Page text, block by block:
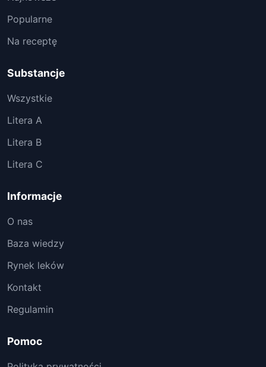
Popularne
Na receptę
Substancje
Wszystkie
Litera A
Litera B
Litera C
Informacje
O nas
Baza wiedzy
Rynek leków
Kontakt
Regulamin
Pomoc